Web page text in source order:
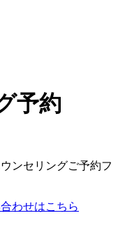
予約
ンセリングご予約フ
わせはこちら